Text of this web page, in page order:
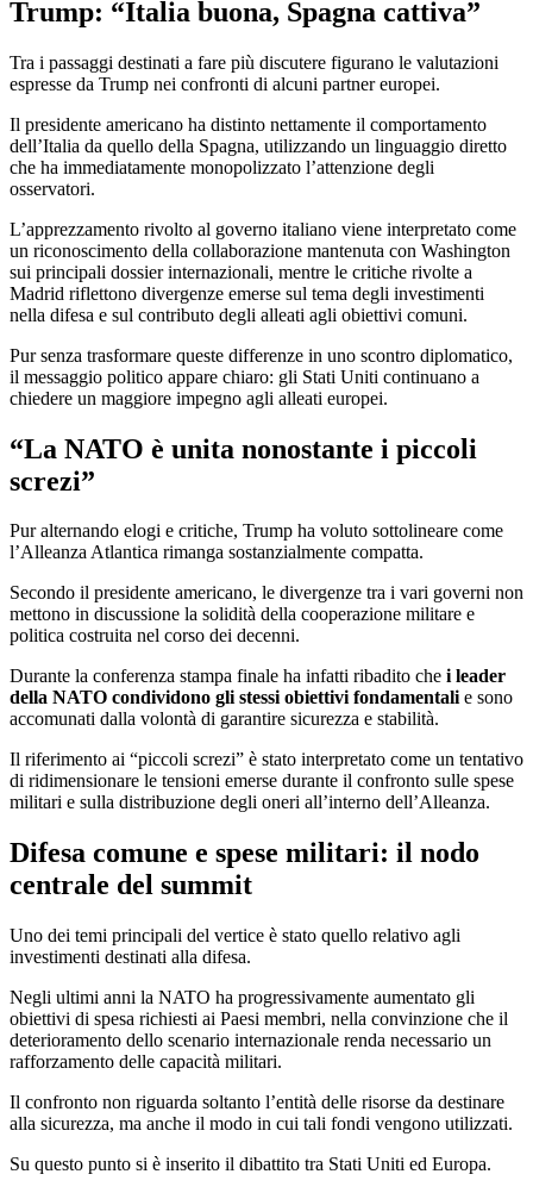
Trump: “Italia buona, Spagna cattiva”
Tra i passaggi destinati a fare più discutere figurano le valutazioni
espresse da Trump nei confronti di alcuni partner europei.
Il presidente americano ha distinto nettamente il comportamento
dell’Italia da quello della Spagna, utilizzando un linguaggio diretto
che ha immediatamente monopolizzato l’attenzione degli
osservatori.
L’apprezzamento rivolto al governo italiano viene interpretato come
un riconoscimento della collaborazione mantenuta con Washington
sui principali dossier internazionali, mentre le critiche rivolte a
Madrid riflettono divergenze emerse sul tema degli investimenti
nella difesa e sul contributo degli alleati agli obiettivi comuni.
Pur senza trasformare queste differenze in uno scontro diplomatico,
il messaggio politico appare chiaro: gli Stati Uniti continuano a
chiedere un maggiore impegno agli alleati europei.
“La NATO è unita nonostante i piccoli
screzi”
Pur alternando elogi e critiche, Trump ha voluto sottolineare come
l’Alleanza Atlantica rimanga sostanzialmente compatta.
Secondo il presidente americano, le divergenze tra i vari governi non
mettono in discussione la solidità della cooperazione militare e
politica costruita nel corso dei decenni.
Durante la conferenza stampa finale ha infatti ribadito che i leader
della NATO condividono gli stessi obiettivi fondamentalie sono
accomunati dalla volontà di garantire sicurezza e stabilità.
Il riferimento ai “piccoli screzi” è stato interpretato come un tentativo
di ridimensionare le tensioni emerse durante il confronto sulle spese
militari e sulla distribuzione degli oneri all’interno dell’Alleanza.
Difesa comune e spese militari: il nodo
centrale del summit
Uno dei temi principali del vertice è stato quello relativo agli
investimenti destinati alla difesa.
Negli ultimi anni la NATO ha progressivamente aumentato gli
obiettivi di spesa richiesti ai Paesi membri, nella convinzione che il
deterioramento dello scenario internazionale renda necessario un
rafforzamento delle capacità militari.
Il confronto non riguarda soltanto l’entità delle risorse da destinare
alla sicurezza, ma anche il modo in cui tali fondi vengono utilizzati.
Su questo punto si è inserito il dibattito tra Stati Uniti ed Europa.